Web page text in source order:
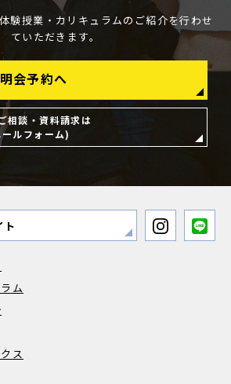
験授業・カリキュラムのご紹介を行わせ
ていただきます。
会予約へ
相談・資料請求は
ルフォーム)
ト
ム
ス